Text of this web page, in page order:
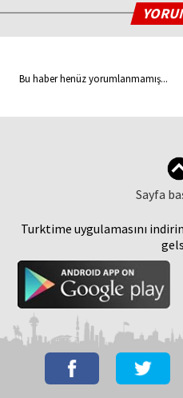
Bu haber henüz yorumlanmamış...
Sayfa
Turktime uygulamasını